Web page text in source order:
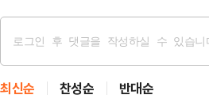
최신순 찬성순 반대순